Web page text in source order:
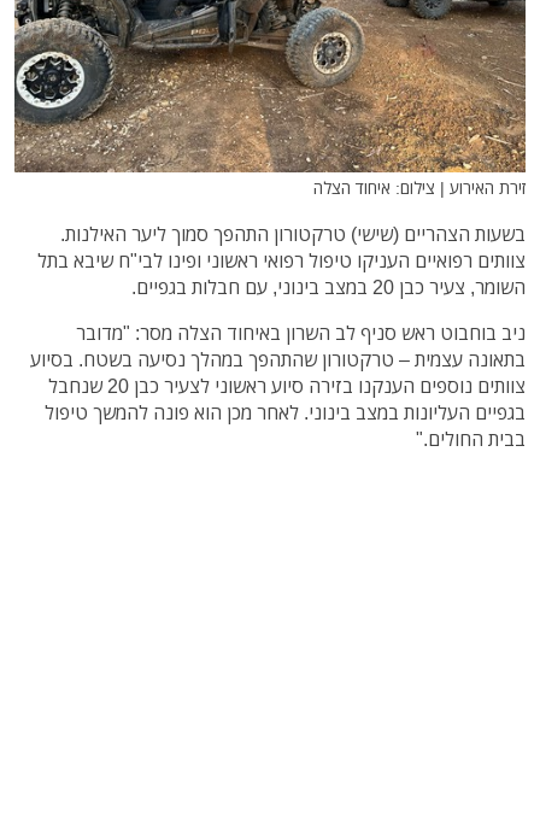
זירת האירוע | צילום: איחוד הצלה
בשעות הצהריים (שישי) טרקטורון התהפך סמוך ליער האילנות.
צוותים רפואיים העניקו טיפול רפואי ראשוני ופינו לבי"ח שיבא בתל
השומר, צעיר כבן 20 במצב בינוני, עם חבלות בגפיים.
ניב בוחבוט ראש סניף לב השרון באיחוד הצלה מסר: "מדובר
בתאונה עצמית – טרקטורון שהתהפך במהלך נסיעה בשטח. בסיוע
צוותים נוספים הענקנו בזירה סיוע ראשוני לצעיר כבן 20 שנחבל
בגפיים העליונות במצב בינוני. לאחר מכן הוא פונה להמשך טיפול
בבית החולים."